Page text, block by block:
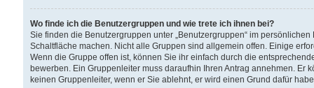
Wo finde ich die Benutzergruppen und wie trete ich ihnen bei?
Sie finden die Benutzergruppen unter „Benutzergruppen“ im
Schaltfläche machen. Nicht alle Gruppen sind allgemein offen. Einige
Wenn die Gruppe offen ist, können Sie ihr einfach durch die
bewerben. Ein Gruppenleiter muss daraufhin Ihren Antrag annehmen.
keinen Gruppenleiter, wenn er Sie ablehnt, er wird einen Grund dafür